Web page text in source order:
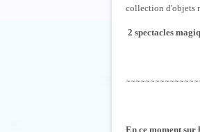
collection d'objets
2 spectacles
En ce moment sur